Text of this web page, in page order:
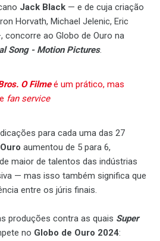
Jack Black — e de cuja criação
Horvath, Michael Jelenic, Eric
concorre ao Globo de Ouro na
Song - Motion Pictures.
O Filmeé um prático, mas
fan service
para cada uma das 27
aumentou de 5 para 6,
maior de talentos das indústrias
— mas isso também significa que
entre os júris finais.
produções contra as quais Super
no Globo de Ouro 2024: